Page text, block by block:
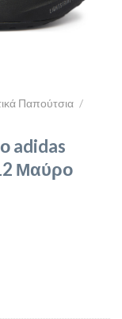
Παπούτσια /
adidas
Μαύρο